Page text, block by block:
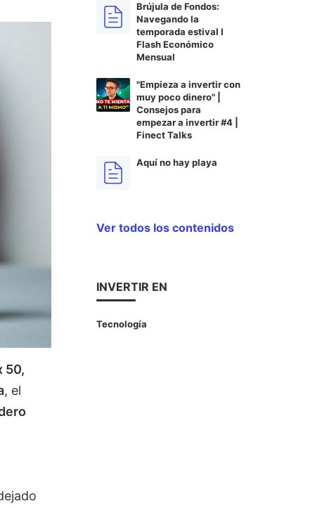
50,
, el
Brújula de Fondos:
Navegando la
temporada estival I
Flash Económico
Mensual
"Empieza a invertir con
muy poco dinero" |
Consejos para
empezar a invertir #4 |
Finect Talks
Aquí no hay playa
Ver todos los contenidos
INVERTIR EN
Tecnología